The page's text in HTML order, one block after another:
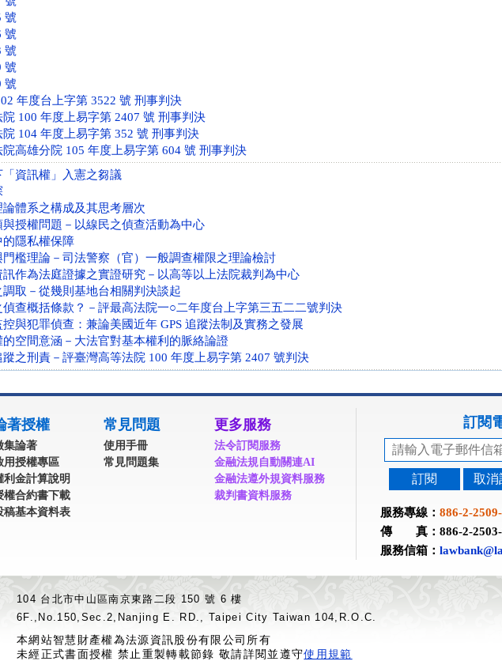
號
號
號
號
號
年度台上字第 3522 號 刑事判決
100 年度上易字第 2407 號 刑事判決
104 年度上易字第 352 號 刑事判決
高雄分院 105 年度上易字第 604 號 刑事判決
「資訊權」入憲之芻議
體系之構成及其思考層次
授權問題－以線民之偵查活動為中心
的隱私權保障
檻理論－司法警察（官）一般調查權限之理論檢討
作為法庭證據之實證研究－以高等以上法院裁判為中心
取－從幾則基地台相關判決談起
偵查概括條款？－評最高法院一○二年度台上字第三五二二號判決
與犯罪偵查：兼論美國近年 GPS 追蹤法制及實務之發展
空間意涵－大法官對基本權利的脈絡論證
之刑責－評臺灣高等法院 100 年度上易字第 2407 號判決
著授權
集論著
用授權專區
利金計算說明
權合約書下載
稿基本資料表
常見問題
使用手冊
常見問題集
更多服務
法令訂閱服務
金融法規自動關連AI
金融法遵外規資料服務
裁判書資料服務
訂閱
訂閱 取消
服務專線： 886-2-
傳 真：886-2-2503-
服務信箱：
104 台北市中山區南京東路二段 150 號 6 樓
6F.,No.150,Sec.2,Nanjing E. RD., Taipei City Taiwan 104,R.O.C.
本網站智慧財產權為法源資訊股份有限公司所有
未經正式書面授權 禁止重製轉載節錄 敬請詳閱並遵守使用規範